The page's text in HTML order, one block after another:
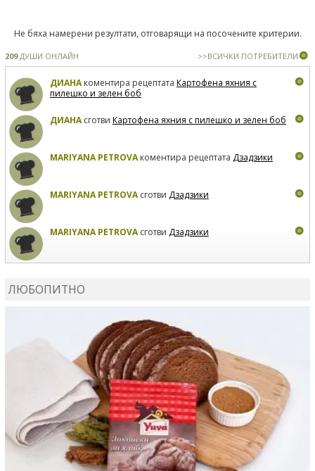
Не бяха намерени резултати, отговарящи на посочените критерии.
209ДУШИ ОНЛАЙН >>ВСИЧКИ ПОТРЕБИТЕЛИ
ДИАНАкоментира рецептата Картофена яхния с
пилешко и зелен боб
ДИАНАсготви Картофена яхния с пилешко и зелен боб
MARIYANA PETROVAкоментира рецептата Дзадзики
MARIYANA PETROVAсготви Дзадзики
MARIYANA PETROVAсготви Дзадзики
ЛЮБОПИТНО